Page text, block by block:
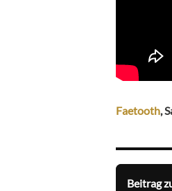
Faetooth,
Beitrag